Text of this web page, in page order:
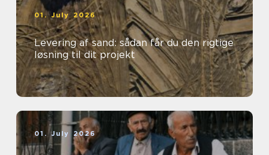
01. July 2026
Levering af sand: sådan får du den rigtige
løsning til dit projekt
01. July 2026